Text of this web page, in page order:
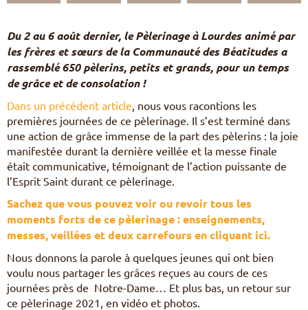
S’engager – missions
Nourrir sa vie spirituelle
FR
EN
DE
IT
PT
ES
HU
Du 2 au 6 août dernier, le Pèlerinage à Lourdes animé par
les frères et sœurs de la Communauté des Béatitudes a
rassemblé 650 pèlerins, petits et grands, pour un temps
de grâce et de consolation !
Dans un précédent article , nous vous racontions les
premières journées de ce pèlerinage. Il s’est terminé dans
une action de grâce immense de la part des pèlerins : la joie
manifestée durant la dernière veillée et la messe finale
était communicative, témoignant de l’action puissante de
l’Esprit Saint durant ce pèlerinage.
Sachez que vous pouvez voir ou revoir tous les
moments forts de ce pèlerinage : enseignements,
messes, veillées et deux carrefours en cliquant ici.
Nous donnons la parole à quelques jeunes qui ont bien
voulu nous partager les grâces reçues au cours de ces
journées près de Notre-Dame… Et plus bas, un retour sur
ce pèlerinage 2021, en vidéo et photos.